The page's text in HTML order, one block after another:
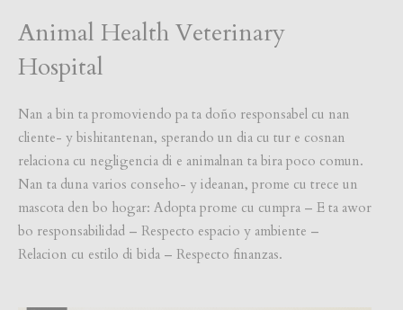
Animal Health Veterinary
Hospital
Nan a bin ta promoviendo pa ta doño responsabel cu nan
cliente- y bishitantenan, sperando un dia cu tur e cosnan
relaciona cu negligencia di e animalnan ta bira poco comun.
Nan ta duna varios conseho- y ideanan, prome cu trece un
mascota den bo hogar: Adopta prome cu cumpra – E ta awor
bo responsabilidad – Respecto espacio y ambiente –
Relacion cu estilo di bida – Respecto finanzas.